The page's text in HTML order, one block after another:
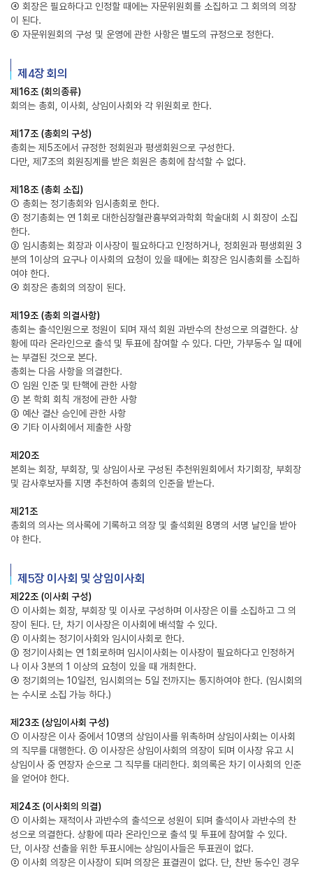
④ 회장은 필요하다고 인정할 때에는 자문위원회를 소집하고 그 회의의 의장
이 된다.
⑤ 자문위원회의 구성 및 운영에 관한 사항은 별도의 규정으로 정한다.
제4장 회의
제16조 (회의종류)
회의는 총회, 이사회, 상임이사회와 각 위원회로 한다.
제17조 (총회의 구성)
총회는 제5조에서 규정한 정회원과 평생회원으로 구성한다.
다만, 제7조의 회원징계를 받은 회원은 총회에 참석할 수 없다.
제18조 (총회 소집)
① 총회는 정기총회와 임시총회로 한다.
② 정기총회는 연 1회로 대한심장혈관흉부외과학회 학술대회 시 회장이 소집
한다.
③ 임시총회는 회장과 이사장이 필요하다고 인정하거나, 정회원과 평생회원 3
분의 1이상의 요구나 이사회의 요청이 있을 때에는 회장은 임시총회를 소집하
여야 한다.
④ 회장은 총회의 의장이 된다.
제19조 (총회 의결사항)
총회는 출석인원으로 정원이 되며 재석 회원 과반수의 찬성으로 의결한다. 상
황에 따라 온라인으로 출석 및 투표에 참여할 수 있다. 다만, 가부동수 일 때에
는 부결된 것으로 본다.
총회는 다음 사항을 의결한다.
① 임원 인준 및 탄핵에 관한 사항
② 본 학회 회칙 개정에 관한 사항
③ 예산 결산 승인에 관한 사항
④ 기타 이사회에서 제출한 사항
제20조
본회는 회장, 부회장, 및 상임이사로 구성된 추천위원회에서 차기회장, 부회장
및 감사후보자를 지명 추천하여 총회의 인준을 받는다.
제21조
총회의 의사는 의사록에 기록하고 의장 및 출석회원 8명의 서명 날인을 받아
야 한다.
제5장 이사회 및 상임이사회
제22조 (이사회 구성)
① 이사회는 회장, 부회장 및 이사로 구성하며 이사장은 이를 소집하고 그 의
장이 된다. 단, 차기 이사장은 이사회에 배석할 수 있다.
② 이사회는 정기이사회와 임시이사회로 한다.
③ 정기이사회는 연 1회로하며 임시이사회는 이사장이 필요하다고 인정하거
나 이사 3분의 1 이상의 요청이 있을 때 개최한다.
④ 정기회의는 10일전, 임시회의는 5일 전까지는 통지하여야 한다. (임시회의
는 수시로 소집 가능 하다.)
제23조 (상임이사회 구성)
① 이사장은 이사 중에서 10명의 상임이사를 위촉하며 상임이사회는 이사회
의 직무를 대행한다. ② 이사장은 상임이사회의 의장이 되며 이사장 유고 시
상임이사 중 연장자 순으로 그 직무를 대리한다. 회의록은 차기 이사회의 인준
을 얻어야 한다.
제24조 (이사회의 의결)
① 이사회는 재적이사 과반수의 출석으로 성원이 되며 출석이사 과반수의 찬
성으로 의결한다. 상황에 따라 온라인으로 출석 및 투표에 참여할 수 있다.
단, 이사장 선출을 위한 투표시에는 상임이사들은 투표권이 없다.
② 이사회 의장은 이사장이 되며 의장은 표결권이 없다. 단, 찬반 동수인 경우